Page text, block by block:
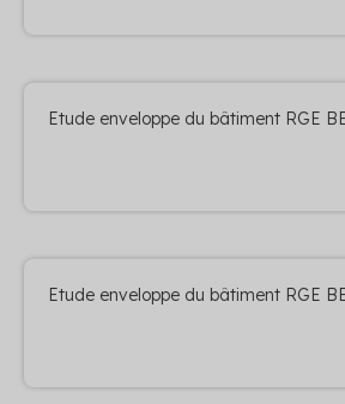
Etude enveloppe du bâtiment RGE
Etude enveloppe du bâtiment RGE